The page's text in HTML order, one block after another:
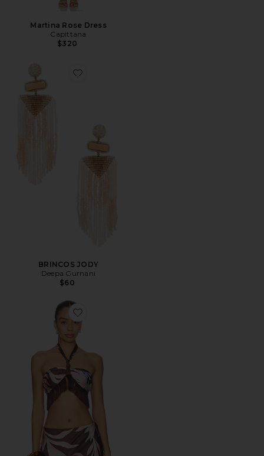
Martina Rose Dress
Capittana
$320
Favorite BRINCOS JODY
BRINCOS JODY
Deepa Gurnani
$60
Favorite Fringe Top